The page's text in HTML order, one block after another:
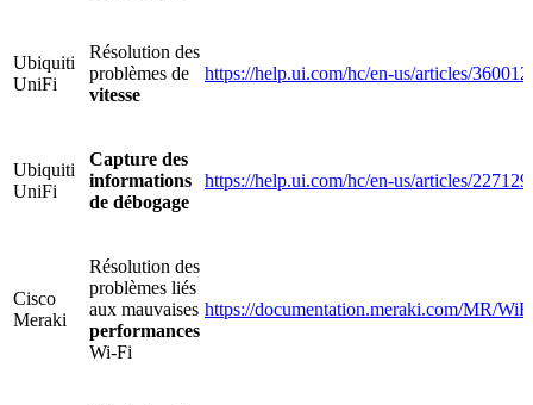
Ubiquiti
UniFi
Résolution des
problèmes de
vitesse
https://help.ui.com/hc/en-us/articles/
Ubiquiti
UniFi
Capture des
informations
de débogage
https://help.ui.com/hc/en-us/articles/
Cisco
Meraki
Résolution des
problèmes liés
aux mauvaises
performances
Wi-Fi
https://documentation.meraki.com/MR/